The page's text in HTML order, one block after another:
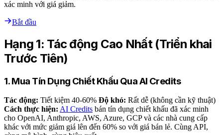
xác minh với giá giảm.
Bắt đầu
Hạng 1: Tác động Cao Nhất (Triển khai
Trước Tiên)
1. Mua Tín Dụng Chiết Khấu Qua AI Credits
Tác động: Tiết kiệm 40-60% Độ khó: Rất dễ (không cần kỹ thuật)
Cách thực hiện: AI Credits bán tín dụng chiết khấu đã xác minh
cho OpenAI, Anthropic, AWS, Azure, GCP và các nhà cung cấp
khác với mức giảm giá lên đến 60% so với giá bán lẻ. Cùng API,